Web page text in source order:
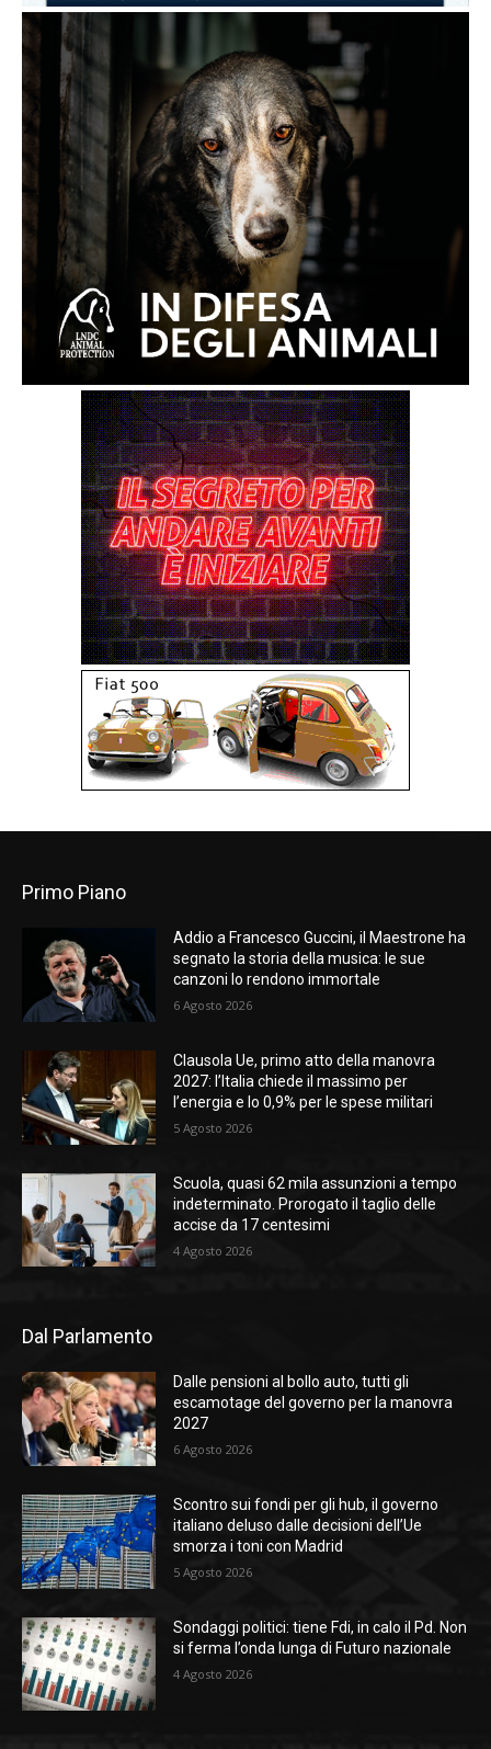
Primo Piano
Addio a Francesco Guccini, il Maestrone ha
segnato la storia della musica: le sue
canzoni lo rendono immortale
6 Agosto 2026
Clausola Ue, primo atto della manovra
2027: l’Italia chiede il massimo per
l’energia e lo 0,9% per le spese militari
5 Agosto 2026
Scuola, quasi 62 mila assunzioni a tempo
indeterminato. Prorogato il taglio delle
accise da 17 centesimi
4 Agosto 2026
Dal Parlamento
Dalle pensioni al bollo auto, tutti gli
escamotage del governo per la manovra
2027
6 Agosto 2026
Scontro sui fondi per gli hub, il governo
italiano deluso dalle decisioni dell’Ue
smorza i toni con Madrid
5 Agosto 2026
Sondaggi politici: tiene Fdi, in calo il Pd. Non
si ferma l’onda lunga di Futuro nazionale
4 Agosto 2026